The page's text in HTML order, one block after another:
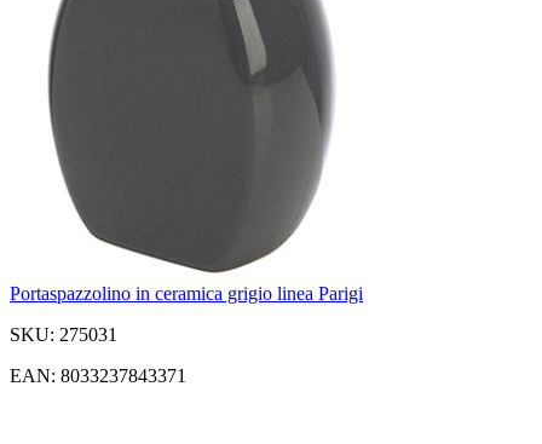
Portaspazzolino in ceramica grigio linea Parigi
SKU: 275031
EAN: 8033237843371